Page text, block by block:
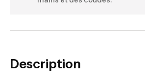
Description